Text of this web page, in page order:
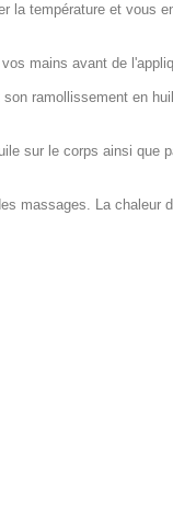
la température et vous
mains avant de
ramollissement en
sur le corps ainsi que
massages. La chaleur